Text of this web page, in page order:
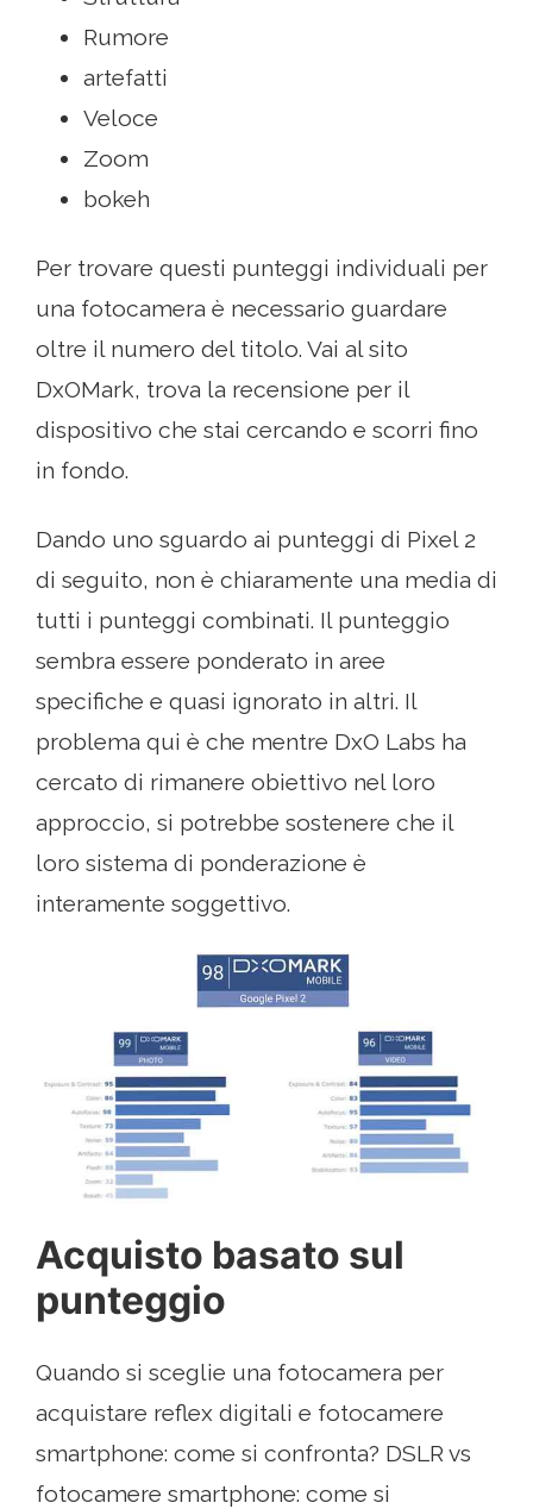
Rumore
artefatti
Veloce
Zoom
bokeh
Per trovare questi punteggi individuali per
una fotocamera è necessario guardare
oltre il numero del titolo. Vai al sito
DxOMark, trova la recensione per il
dispositivo che stai cercando e scorri fino
in fondo.
Dando uno sguardo ai punteggi di Pixel 2
di seguito, non è chiaramente una media di
tutti i punteggi combinati. Il punteggio
sembra essere ponderato in aree
specifiche e quasi ignorato in altri. Il
problema qui è che mentre DxO Labs ha
cercato di rimanere obiettivo nel loro
approccio, si potrebbe sostenere che il
loro sistema di ponderazione è
interamente soggettivo.
Acquisto basato sul
punteggio
Quando si sceglie una fotocamera per
acquistare reflex digitali e fotocamere
smartphone: come si confronta? DSLR vs
fotocamere smartphone: come si